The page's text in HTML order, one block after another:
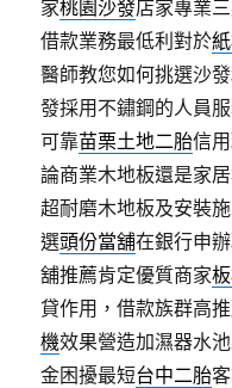
家桃園沙發店家專業
借款業務最低利對於
醫師教您如何挑選沙
發採用不鏽鋼的人員
可靠苗栗土地二胎信
論商業木地板還是家
超耐磨木地板及安裝
選頭份當舖在銀行申
舖推薦肯定優質商家
貸作用，借款族群高
機效果營造加濕器水
金困擾最短台中二胎